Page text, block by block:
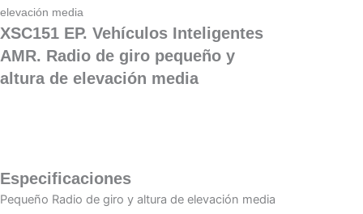
elevación media
XSC151 EP. Vehículos Inteligentes
AMR. Radio de giro pequeño y
altura de elevación media
Especificaciones
Pequeño Radio de giro y altura de elevación media